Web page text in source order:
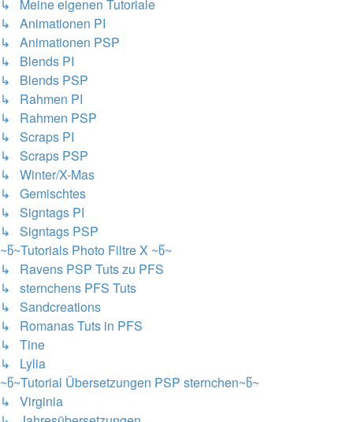
↳ Meine eigenen Tutoriale
↳ Animationen PI
↳ Animationen PSP
↳ Blends PI
↳ Blends PSP
↳ Rahmen PI
↳ Rahmen PSP
↳ Scraps PI
↳ Scraps PSP
↳ Winter/X-Mas
↳ Gemischtes
↳ Signtags PI
↳ Signtags PSP
~წ~Tutorials Photo Filtre X ~წ~
↳ Ravens PSP Tuts zu PFS
↳ sternchens PFS Tuts
↳ Sandcreations
↳ Romanas Tuts in PFS
↳ Tine
↳ Lylia
~წ~Tutorial Übersetzungen PSP sternchen~წ~
↳ Virginia